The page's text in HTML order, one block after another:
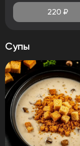
220 ₽
Супы